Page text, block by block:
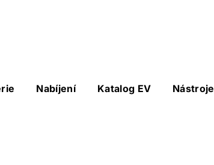
Nabíjení Katalog EV Nástroje